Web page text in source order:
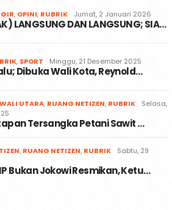
, OPINI, RUBRIK Jumat, 2 Januari 2026
LANGSUNG DAN LANGSUNG; SIA…
, SPORT Minggu, 21 Desember 2025
Dibuka Wali Kota, Reynold…
UTARA, RUANG NETIZEN, RUBRIK
Selasa,
Tersangka Petani Sawit …
, RUANG NETIZEN, RUBRIK
Sabtu, 29
Bukan Jokowi Resmikan, Ketu…